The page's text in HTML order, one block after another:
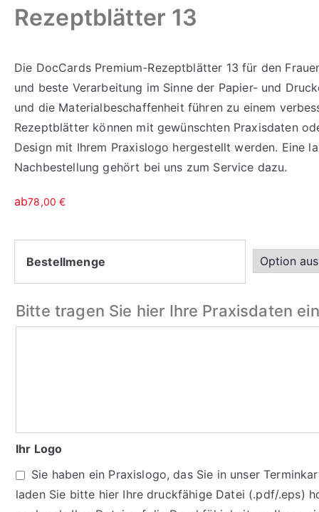
Rezeptblätter 13
Die DocCards Premium-Rezeptblätter 13 für den
und beste Verarbeitung im Sinne der Papier- und
und die Materialbeschaffenheit führen zu einem
Rezeptblätter können mit gewünschten Praxisdaten
Design mit Ihrem Praxislogo hergestellt werden. Eine
Nachbestellung gehört bei uns zum Service dazu.
ab78,00€
Bestellmenge
Bitte tragen Sie hier Ihre Praxisdaten ein
Ihr Logo
Sie haben ein Praxislogo, das Sie in unser
laden Sie bitte hier Ihre druckfähige Datei (.pdf/.eps)